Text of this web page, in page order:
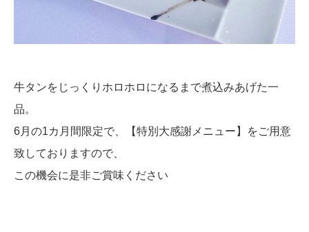
牛タンをじっくりホロホロになるまで煮込みあげた一
品。
6月の1カ月間限定で、【特別大感謝メニュー】をご用意
致しておりますので、
この機会に是非ご賞味ください